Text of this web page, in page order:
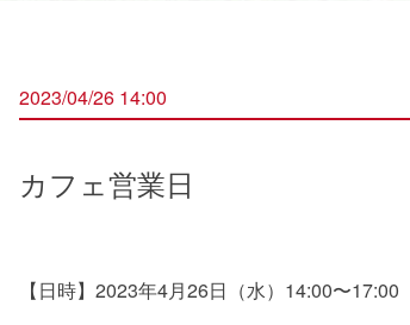
2023/04/26 14:00
カフェ営業日
【日時】2023年4月26日（水）14:00〜17:00